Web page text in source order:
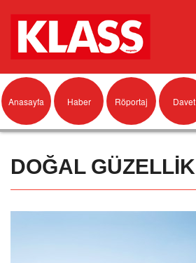
Anasayfa Haber Röportaj Davet
DOĞAL GÜZELLİK